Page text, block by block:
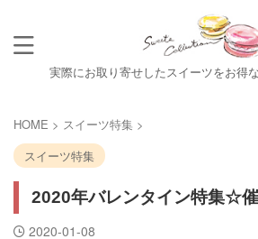
実際にお取り寄せしたスイーツをお得
HOME > スイーツ特集 >
スイーツ特集
2020年バレンタイン特集☆
2020-01-08